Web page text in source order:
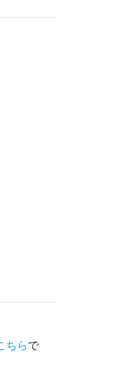
ちらで